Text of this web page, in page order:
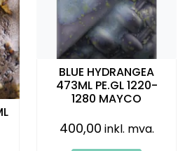
BLUE HYDRANGEA
473ML PE.GL 1220-
1280 MAYCO
400,00 inkl. mva.